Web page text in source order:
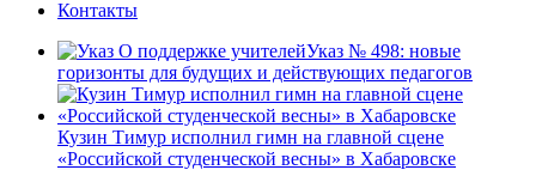
Контакты
Указ № 498: новые
горизонты для будущих и действующих педагогов
Кузин Тимур исполнил гимн на главной сцене
«Российской студенческой весны» в Хабаровске